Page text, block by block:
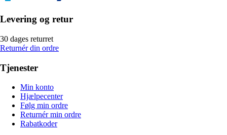
Levering og retur
30 dages returret
Returnér din ordre
Tjenester
Min konto
Hjælpecenter
Følg min ordre
Returnér min ordre
Rabatkoder